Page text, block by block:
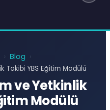
› Blog ›
Takibi YBS Eğitim Modülü
ve Yetkinlik
Modülü